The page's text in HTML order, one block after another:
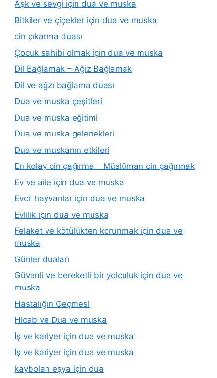
Aşk ve sevgi için dua ve muska
Bitkiler ve çiçekler için dua ve muska
cin çıkarma duası
Çocuk sahibi olmak için dua ve muska
Dil Bağlamak – Ağız Bağlamak
Dil ve ağzı bağlama duası
Dua ve muska çeşitleri
Dua ve muska eğitimi
Dua ve muska gelenekleri
Dua ve muskanın etkileri
En kolay cin çağırma – Müslüman cin çağırmak
Ev ve aile için dua ve muska
Evcil hayvanlar için dua ve muska
Evlilik için dua ve muska
Felaket ve kötülükten korunmak için dua ve
muska
Günler duaları
Güvenli ve bereketli bir yolculuk için dua ve
muska
Hastalığın Geçmesi
Hicab ve Dua ve muska
İş ve kariyer için dua ve muska
İş ve kariyer için dua ve muska
kaybolan eşya için dua